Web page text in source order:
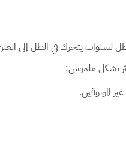
للمراهنات الرياضية عبر الإنترنت في أواخر عام 2024. فجأة، خرج المشهد الذي ظل
الموثوقين.